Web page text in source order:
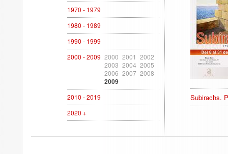
1970 - 1979
1980 - 1989
1990 - 1999
2000 - 2009 2000 2001 2002
2003 2004 2005
2006 2007 2008
2009
2010 - 2019
2020 +
Subirachs.